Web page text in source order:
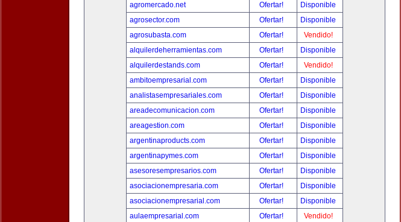
agromercado.net
Ofertar!
Disponible
agrosector.com
Ofertar!
Disponible
agrosubasta.com
Ofertar!
Vendido!
alquilerdeherramientas.com
Ofertar!
Disponible
alquilerdestands.com
Ofertar!
Vendido!
ambitoempresarial.com
Ofertar!
Disponible
analistasempresariales.com
Ofertar!
Disponible
areadecomunicacion.com
Ofertar!
Disponible
areagestion.com
Ofertar!
Disponible
argentinaproducts.com
Ofertar!
Disponible
argentinapymes.com
Ofertar!
Disponible
asesoresempresarios.com
Ofertar!
Disponible
asociacionempresaria.com
Ofertar!
Disponible
asociacionempresarial.com
Ofertar!
Disponible
aulaempresarial.com
Ofertar!
Vendido!